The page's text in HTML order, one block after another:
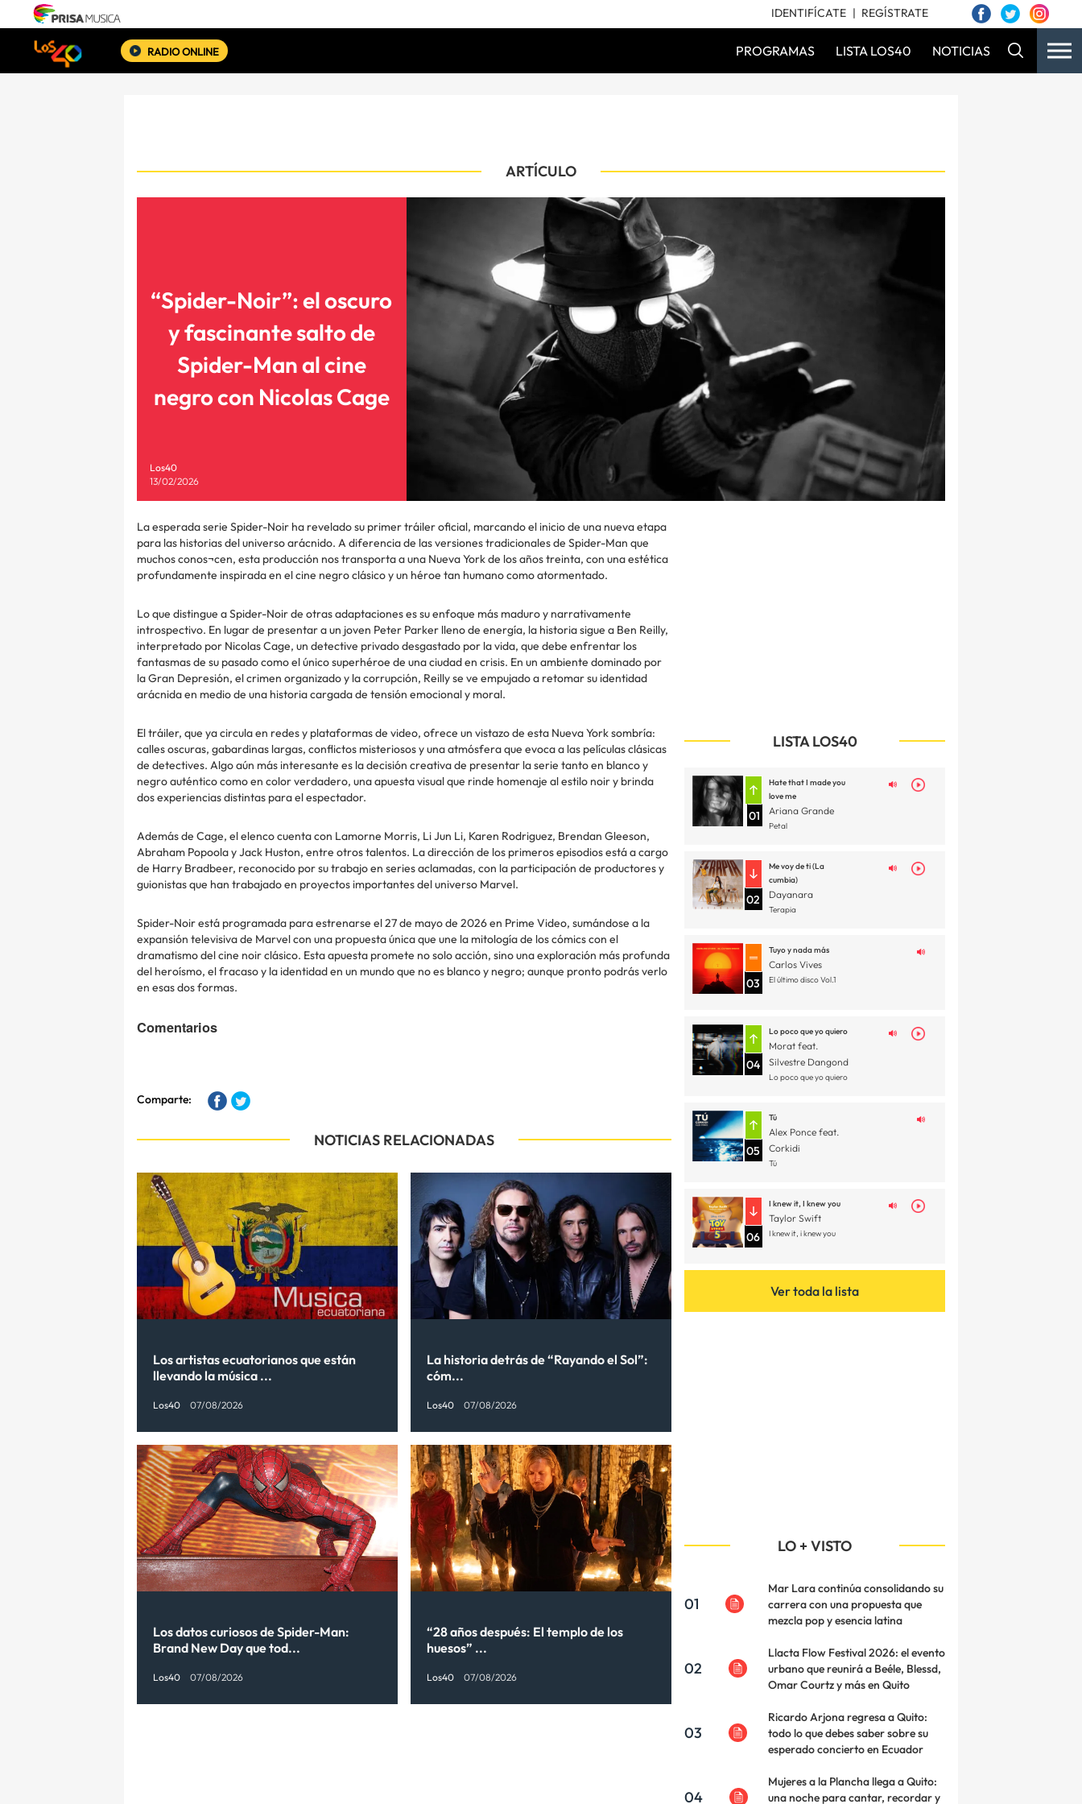
IDENTIFÍCATE REGÍSTRATE
RADIO ONLINE PROGRAMAS LISTA LOS40 NOTICIAS
ARTÍCULO
“Spider-Noir”: el oscuro
y fascinante salto de
Spider-Man al cine
negro con Nicolas Cage
Los40
13/02/2026
La esperada serie Spider-Noir ha revelado su primer tráiler oficial, marcando el inicio de una nueva etapa
para las historias del universo arácnido. A diferencia de las versiones tradicionales de Spider-Man que
muchos conos¬cen, esta producción nos transporta a una Nueva York de los años treinta, con una estética
profundamente inspirada en el cine negro clásico y un héroe tan humano como atormentado.
Lo que distingue a Spider-Noir de otras adaptaciones es su enfoque más maduro y narrativamente
introspectivo. En lugar de presentar a un joven Peter Parker lleno de energía, la historia sigue a Ben Reilly,
interpretado por Nicolas Cage, un detective privado desgastado por la vida, que debe enfrentar los
fantasmas de su pasado como el único superhéroe de una ciudad en crisis. En un ambiente dominado por
la Gran Depresión, el crimen organizado y la corrupción, Reilly se ve empujado a retomar su identidad
arácnida en medio de una historia cargada de tensión emocional y moral.
El tráiler, que ya circula en redes y plataformas de video, ofrece un vistazo de esta Nueva York sombría:
calles oscuras, gabardinas largas, conflictos misteriosos y una atmósfera que evoca a las películas clásicas
de detectives. Algo aún más interesante es la decisión creativa de presentar la serie tanto en blanco y
negro auténtico como en color verdadero, una apuesta visual que rinde homenaje al estilo noir y brinda
dos experiencias distintas para el espectador.
Además de Cage, el elenco cuenta con Lamorne Morris, Li Jun Li, Karen Rodriguez, Brendan Gleeson,
Abraham Popoola y Jack Huston, entre otros talentos. La dirección de los primeros episodios está a cargo
de Harry Bradbeer, reconocido por su trabajo en series aclamadas, con la participación de productores y
guionistas que han trabajado en proyectos importantes del universo Marvel.
Spider-Noir está programada para estrenarse el 27 de mayo de 2026 en Prime Video, sumándose a la
expansión televisiva de Marvel con una propuesta única que une la mitología de los cómics con el
dramatismo del cine noir clásico. Esta apuesta promete no solo acción, sino una exploración más profunda
del heroísmo, el fracaso y la identidad en un mundo que no es blanco y negro; aunque pronto podrás verlo
en esas dos formas.
Comentarios
Comparte:
NOTICIAS RELACIONADAS
Los artistas ecuatorianos que están
llevando la música ...
Los40 07/08/2026
La historia detrás de “Rayando el Sol”:
cóm...
Los40 07/08/2026
Los datos curiosos de Spider-Man:
Brand New Day que tod...
Los40 07/08/2026
“28 años después: El templo de los
huesos” ...
Los40 07/08/2026
LISTA LOS40
01
Hate that I made you
love me
Ariana Grande
Petal
02
Me voy de ti (La
cumbia)
Dayanara
Terapia
03
Tuyo y nada más
Carlos Vives
El último disco Vol.1
04
Lo poco que yo quiero
Morat feat.
Silvestre Dangond
Lo poco que yo quiero
05
Tú
Alex Ponce feat.
Corkidi
Tú
06
I knew it, I knew you
Taylor Swift
I knew it, i knew you
Ver toda la lista
LO + VISTO
01
Mar Lara continúa consolidando su
carrera con una propuesta que
mezcla pop y esencia latina
02
Llacta Flow Festival 2026: el evento
urbano que reunirá a Beéle, Blessd,
Omar Courtz y más en Quito
03
Ricardo Arjona regresa a Quito:
todo lo que debes saber sobre su
esperado concierto en Ecuador
04
Mujeres a la Plancha llega a Quito:
una noche para cantar, recordar y